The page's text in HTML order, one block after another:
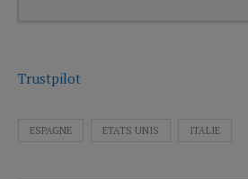
Trustpilot
ESPAGNE ETATS UNIS ITALIE